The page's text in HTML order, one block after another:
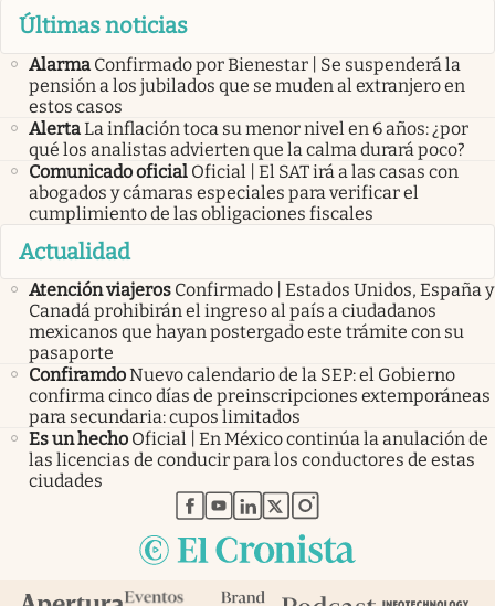
Últimas noticias
Alarma Confirmado por Bienestar | Se suspenderá la
pensión a los jubilados que se muden al extranjero en
estos casos
AlertaLa inflación toca su menor nivel en 6 años: ¿por
qué los analistas advierten que la calma durará poco?
Comunicado oficial Oficial | El SAT irá a las casas con
abogados y cámaras especiales para verificar el
cumplimiento de las obligaciones fiscales
Actualidad
Atención viajeros Confirmado | Estados Unidos, España y
Canadá prohibirán el ingreso al país a ciudadanos
mexicanos que hayan postergado este trámite con su
pasaporte
ConfiramdoNuevo calendario de la SEP: el Gobierno
confirma cinco días de preinscripciones extemporáneas
para secundaria: cupos limitados
Es un hecho Oficial | En México continúa la anulación de
las licencias de conducir para los conductores de estas
ciudades
abre en nueva pestaña
abre en nueva pestaña
abre en nueva pestaña
abre en nueva pestaña
abre en nueva pestaña